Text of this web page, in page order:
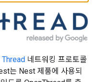
Thread 네트워킹 프로토콜
는 Nest 제품에 사용되